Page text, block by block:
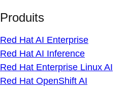
Produits
Red Hat AI Enterprise
Red Hat AI Inference
Red Hat Enterprise Linux AI
Red Hat OpenShift AI